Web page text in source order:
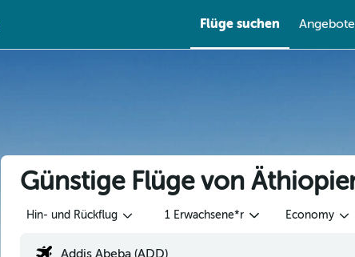
Flüge suchen Angebote
Günstige Flüge von
Hin- und Rückflug 1 Erwachsene*r Economy